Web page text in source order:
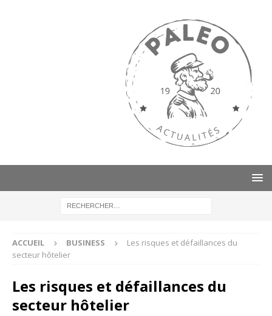
ACCUEIL BUSINESS
Les risques et défaillances du
secteur hôtelier
Les risques et défaillances du
secteur hôtelier